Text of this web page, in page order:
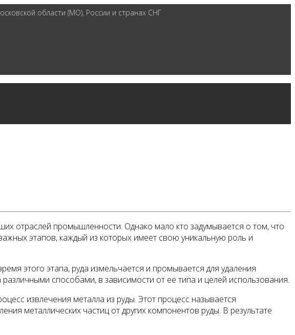
области (МО), России и странах СНГ
отраслей промышленности. Однако мало кто задумывается о том, что
этапов, каждый из которых имеет свою уникальную роль и
этого этапа, руда измельчается и промывается для удаления
способами, в зависимости от ее типа и целей использования.
извлечения металла из руды. Этот процесс называется
металлических частиц от других компонентов руды. В результате